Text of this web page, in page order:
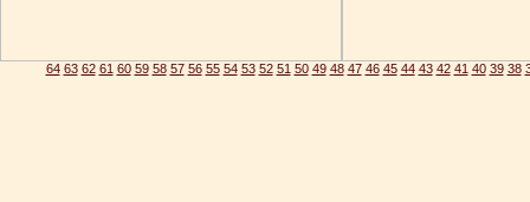
38
39
40
41
42
43
44
45
46
47
48
49
50
51
52
53
54
55
56
57
58
59
60
61
62
63
64